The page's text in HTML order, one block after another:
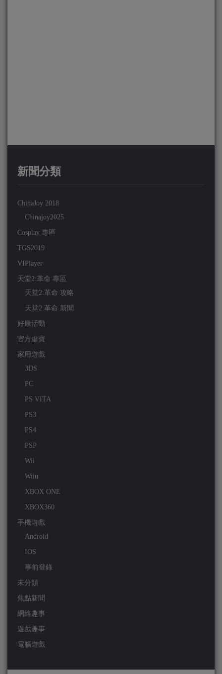
新聞分類
ChinaJoy 2018
Chinajoy2025
Cosplay 專區
TGS2019
VIPlayer
天堂2:革命 專區
天堂2:革命 攻略
天堂2:革命 新聞
好康活動
官方虛寶
家用遊戲
3DS
PC
PS VITA
PS3
PS4
PSP
Wii
Wiiu
XBOX ONE
XBOX360
手機遊戲
Android
IOS
事前登錄
未分類
焦點新聞
網絡趣事
遊戲趣事
電腦遊戲